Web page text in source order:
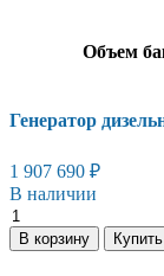
Объем
Генератор
1 907 690 ₽
В наличии
В корзину